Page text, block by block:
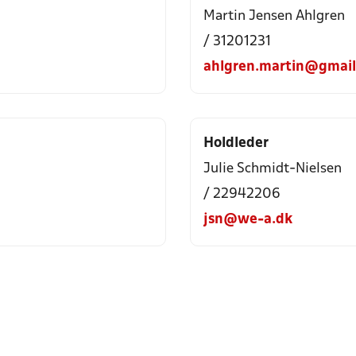
Martin Jensen Ahlgren
/ 31201231
Holdleder
Julie Schmidt-Nielsen
/ 22942206
jsn@we-a.dk